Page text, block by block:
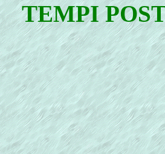
TEMPI